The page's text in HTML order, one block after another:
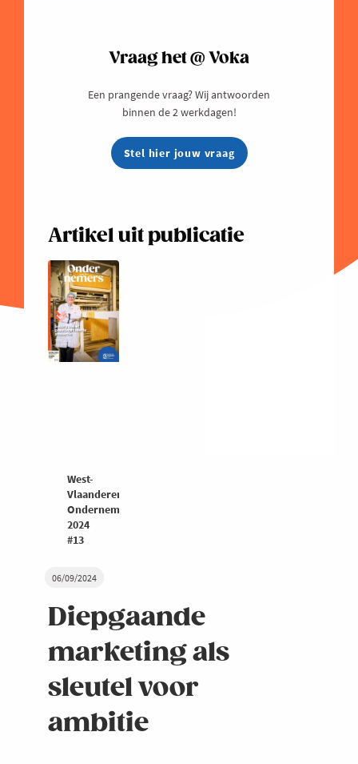
06/09/2024
Diepgaande
marketing als
sleutel voor
ambitie
Vraag het @ Voka
Een prangende vraag? Wij antwoorden
binnen de 2 werkdagen!
Stel hier jouw vraag
Artikel uit publicatie
West-
Vlaanderen
Ondernemers
2024
#13